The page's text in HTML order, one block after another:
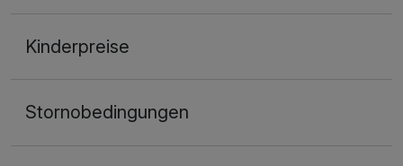
Kinderpreise
Stornobedingungen